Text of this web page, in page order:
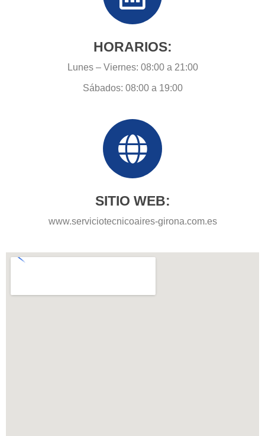
HORARIOS:
Lunes – Viernes: 08:00 a 21:00
Sábados: 08:00 a 19:00
SITIO WEB:
www.serviciotecnicoaires-girona.com.es